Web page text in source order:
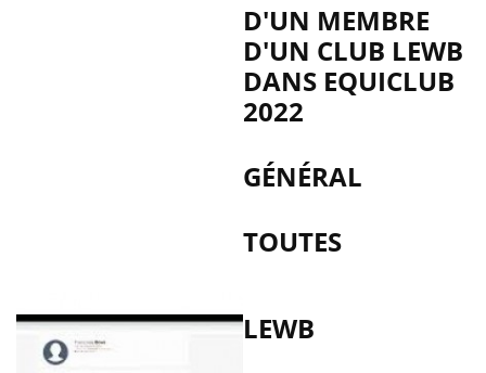
D'UN MEMBRE
D'UN CLUB LEWB
DANS EQUICLUB
2022
GÉNÉRAL
TOUTES
LEWB